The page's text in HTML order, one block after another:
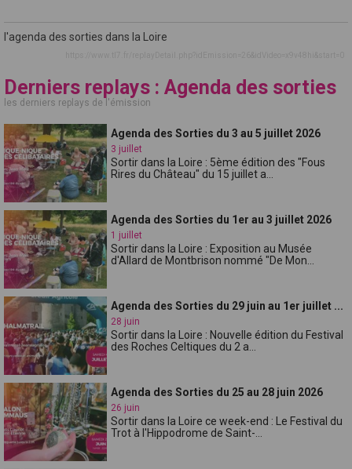
l'agenda des sorties dans la Loire
Derniers replays : Agenda des sorties
les derniers replays de l'émission
Agenda des Sorties du 3 au 5 juillet 2026
3 juillet
Sortir dans la Loire : 5ème édition des "Fous
Rires du Château" du 15 juillet a...
Agenda des Sorties du 1er au 3 juillet 2026
1 juillet
Sortir dans la Loire : Exposition au Musée
d'Allard de Montbrison nommé "De Mon...
Agenda des Sorties du 29 juin au 1er juillet ...
28 juin
Sortir dans la Loire : Nouvelle édition du Festival
des Roches Celtiques du 2 a...
Agenda des Sorties du 25 au 28 juin 2026
26 juin
Sortir dans la Loire ce week-end : Le Festival du
Trot à l'Hippodrome de Saint-...